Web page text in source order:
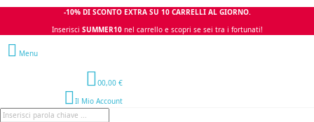
-10% DI SCONTO EXTRA SU 10 CARRELLI AL GIORNO.
Inserisci SUMMER10 nel carrello e scopri se sei tra i fortunati!
Menu
00,00 €
Il Mio Account